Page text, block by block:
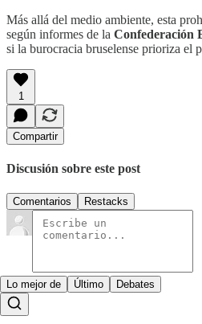
Más allá del medio ambiente, esta
según informes de la Confederación
si la burocracia bruselense prioriza el
1
Compartir
Discusión sobre este post
Comentarios Restacks
Lo mejor de Último Debates